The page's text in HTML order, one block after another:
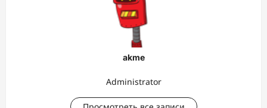
akme
Administrator